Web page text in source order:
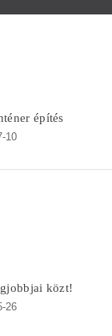
építés
10
közt!
26